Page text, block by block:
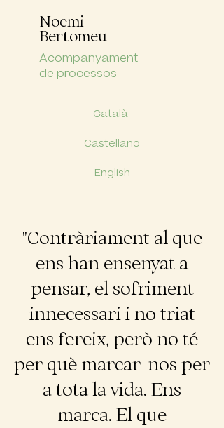
Noemi
Bertomeu
Acompanyament
de processos
Català
Castellano
English
"Contràriament al que
ens han ensenyat a
pensar, el sofriment
innecessari i no triat
ens fereix, però no té
per què marcar-nos per
a tota la vida. Ens
marca. El que